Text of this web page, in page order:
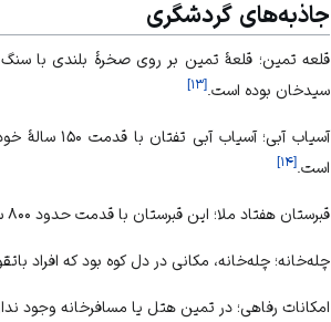
جاذبه‌های گردشگری
سیدخان بوده است. [۱۳]
آسیاب آبی؛ آسیاب آبی تفتان با قدمت ۱۵۰ سالهٔ خود یکی از جاذبه‌های منحصربه‌فرد روستا و یکی از بناهای ثبت‌شده در فهرست آثار ملی
است. [۱۴]
قبرستان هفتاد ملا؛ این قبرستان با قدمت حدود ۸۰۰ سال در دل صخره واقع شده است.
چله‌خانه؛ چله‌خانه، مکانی در دل کوه بود که افراد باتقوا برای ۴۰ شبانه‌روز در آن به عبادت
امکانات رفاهی؛ در تمین هتل یا مسافرخانه وجود